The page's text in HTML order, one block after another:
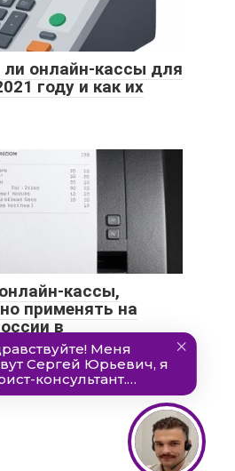
онлайн-кассы для
году и как их
кассы,
применять на
в
с 54-ФЗ